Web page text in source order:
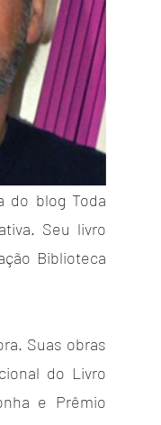
do blog Toda
Seu livro
Biblioteca
Suas obras
do Livro
e Prêmio